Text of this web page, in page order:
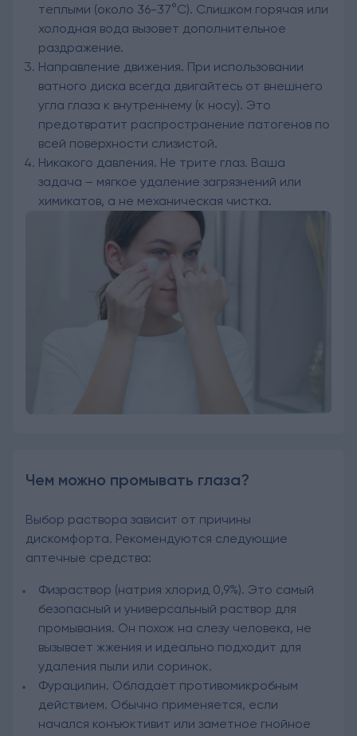
теплыми (около 36-37°C). Слишком горячая или
холодная вода вызовет дополнительное
раздражение.
Направление движения. При использовании
ватного диска всегда двигайтесь от внешнего
угла глаза к внутреннему (к носу). Это
предотвратит распространение патогенов по
всей поверхности слизистой.
Никакого давления. Не трите глаз. Ваша
задача – мягкое удаление загрязнений или
химикатов, а не механическая чистка.
Чем можно промывать глаза?
Выбор раствора зависит от причины
дискомфорта. Рекомендуются следующие
аптечные средства:
Физраствор (натрия хлорид 0,9%). Это самый
безопасный и универсальный раствор для
промывания. Он похож на слезу человека, не
вызывает жжения и идеально подходит для
удаления пыли или соринок.
Фурацилин. Обладает противомикробным
действием. Обычно применяется, если
начался конъюктивит или заметное гнойное